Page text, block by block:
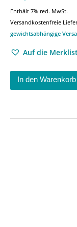
Enthält 7% red. MwSt.
Versandkostenfreie
gewichtsabhängige
Auf die
In den Warenkorb